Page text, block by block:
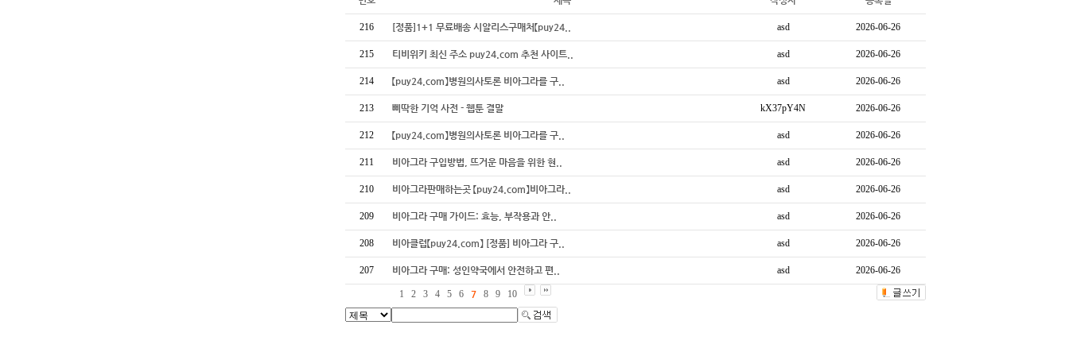
216 [정품]1+1 무료배송 시알리스구매처【puy24.. asd 2026-06-26
215 티비위키 최신 주소 puy24.com 추천 사이트.. asd 2026-06-26
214 【puy24.com】병원의사토론 비아그라를 구.. asd 2026-06-26
213 삐딱한 기억 사전 - 웹툰 결말 kX37pY4N 2026-06-26
212 【puy24.com】병원의사토론 비아그라를 구.. asd 2026-06-26
211 비아그라 구입방법, 뜨거운 마음을 위한 현.. asd 2026-06-26
210 비아그라판매하는곳 【puy24.com】비아그라.. asd 2026-06-26
209 비아그라 구매 가이드: 효능, 부작용과 안.. asd 2026-06-26
208 비아클럽【puy24.com】 [정품] 비아그라 구.. asd 2026-06-26
207 비아그라 구매: 성인약국에서 안전하고 편.. asd 2026-06-26
1 2 3 4 5 6 7 8 9 10